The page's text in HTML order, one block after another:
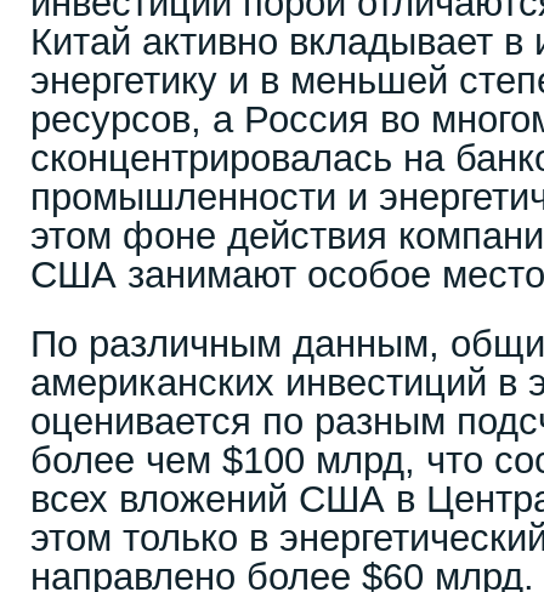
Китай активно вкладывает в
энергетику и в меньшей
ресурсов, а Россия во
сконцентрировалась на
промышленности и
этом фоне действия
США занимают особое
По различным данным,
американских инвестиций в
оценивается по разным
более чем $100 млрд, что
всех вложений США в
этом только в
направлено более $60